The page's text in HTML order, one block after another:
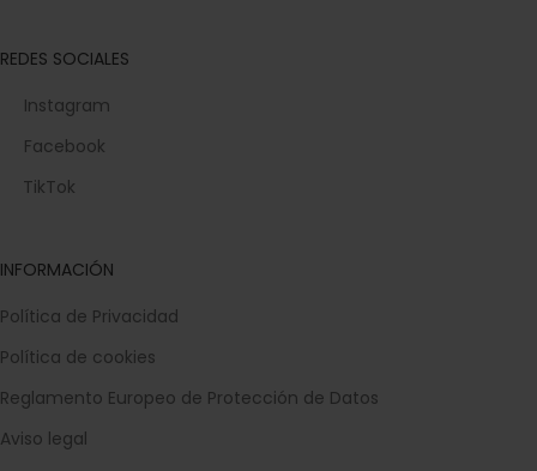
REDES SOCIALES
Instagram
Facebook
TikTok
INFORMACIÓN
Política de Privacidad
Política de cookies
Reglamento Europeo de Protección de Datos
Aviso legal